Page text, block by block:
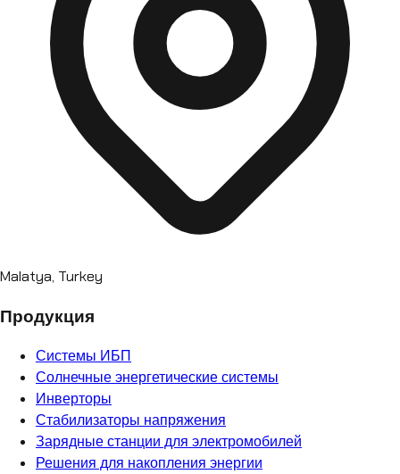
Malatya, Turkey
Продукция
Системы ИБП
Солнечные энергетические системы
Инверторы
Стабилизаторы напряжения
Зарядные станции для электромобилей
Решения для накопления энергии